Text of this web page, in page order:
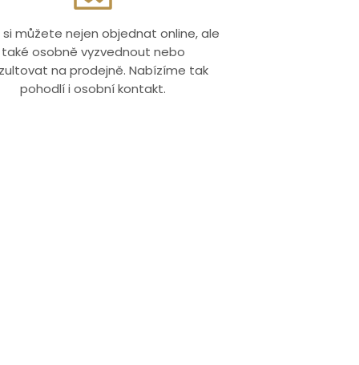
si můžete nejen objednat online, ale
také osobně vyzvednout nebo
na prodejně. Nabízíme tak
pohodlí i osobní kontakt.